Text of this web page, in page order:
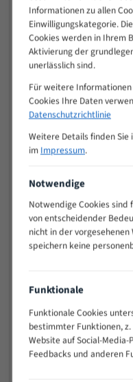
80
> 100
VOLLMATERIAL
M (mm)
Zähne
Zoll
>
10/14
15 - 40
8/12
25 - 50
35 - 70
80 - 180
3/4
130 -
350
2/3
200 -
> 500
0,75/
Vorteile:
Informationen zu allen
Einwilligungskategorie.
Cookies werden in Ihrem
Aktivierung der
unerlässlich sind.
Für weitere
Cookies Ihre Daten
Datenschutzrichtlinie
Weitere Details finden Sie
im Impressum.
Notwendige
Notwendige Cookies
von entscheidender
nicht in der vorgesehenen
speichern keine
Funktionale
Funktionale Cookies
bestimmter Funktionen,
Website auf Social-
Feedbacks und anderen